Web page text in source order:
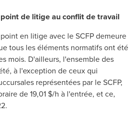
de litige au conflit de travail
en litige avec le SCFP demeure
tous les éléments normatifs ont été
mois. D'ailleurs, l'ensemble des
à l'exception de ceux qui
représentées par le SCFP,
de 19,01 $/h à l'entrée, et ce,